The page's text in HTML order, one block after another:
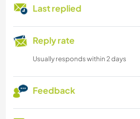
Last replied
Reply rate
Usually responds within 2 days
Feedback